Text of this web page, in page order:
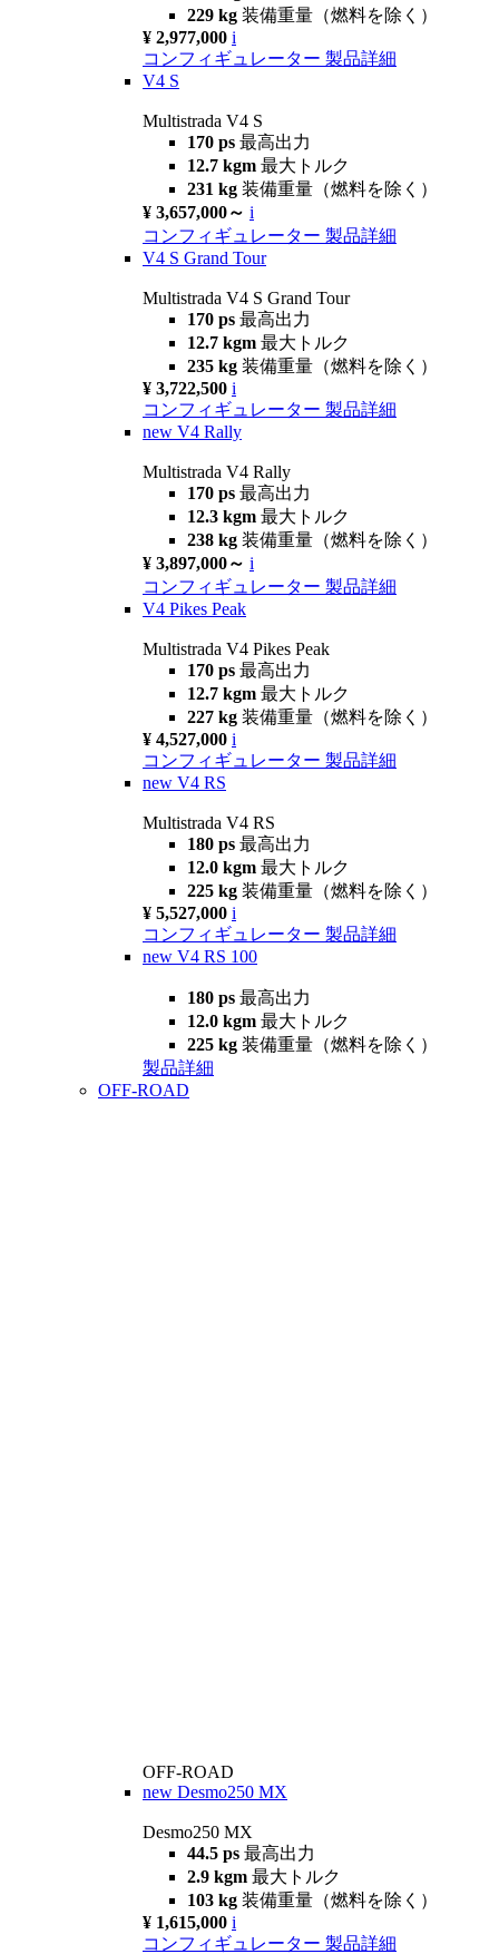
229 kg 装備重量（燃料を除く）
¥ 2,977,000 i
コンフィギュレーター 製品詳細
V4 S
Multistrada V4 S
170 ps 最高出力
12.7 kgm 最大トルク
231 kg 装備重量（燃料を除く）
¥ 3,657,000～ i
コンフィギュレーター 製品詳細
V4 S Grand Tour
Multistrada V4 S Grand Tour
170 ps 最高出力
12.7 kgm 最大トルク
235 kg 装備重量（燃料を除く）
¥ 3,722,500 i
コンフィギュレーター 製品詳細
new V4 Rally
Multistrada V4 Rally
170 ps 最高出力
12.3 kgm 最大トルク
238 kg 装備重量（燃料を除く）
¥ 3,897,000～ i
コンフィギュレーター 製品詳細
V4 Pikes Peak
Multistrada V4 Pikes Peak
170 ps 最高出力
12.7 kgm 最大トルク
227 kg 装備重量（燃料を除く）
¥ 4,527,000 i
コンフィギュレーター 製品詳細
new V4 RS
Multistrada V4 RS
180 ps 最高出力
12.0 kgm 最大トルク
225 kg 装備重量（燃料を除く）
¥ 5,527,000 i
コンフィギュレーター 製品詳細
new V4 RS 100
180 ps 最高出力
12.0 kgm 最大トルク
225 kg 装備重量（燃料を除く）
製品詳細
OFF-ROAD
OFF-ROAD
new Desmo250 MX
Desmo250 MX
44.5 ps 最高出力
2.9 kgm 最大トルク
103 kg 装備重量（燃料を除く）
¥ 1,615,000 i
コンフィギュレーター 製品詳細